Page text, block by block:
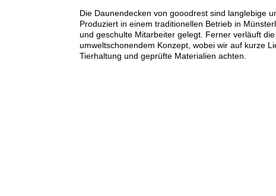
Die Daunendecken von gooodrest sind langlebige
Produziert in einem traditionellen Betrieb in
und geschulte Mitarbeiter gelegt. Ferner verläuft
umweltschonendem Konzept, wobei wir auf kurze
Tierhaltung und geprüfte Materialien achten.